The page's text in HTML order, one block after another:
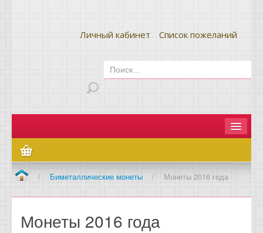
Личный кабинет Список пожеланий
Главная
Как сделать заказ
Оплата и доставка
Контакты
/ Биметаллические монеты / Монеты 2016 года
Монеты 2016 года